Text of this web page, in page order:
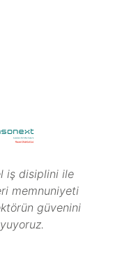
iş disiplini ile
memnuniyeti
güvenini